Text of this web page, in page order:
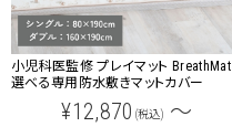
小児科医監修 プレイマット BreathMat
選べる専用防水敷きマットカバー
¥12,870 (税込) ～